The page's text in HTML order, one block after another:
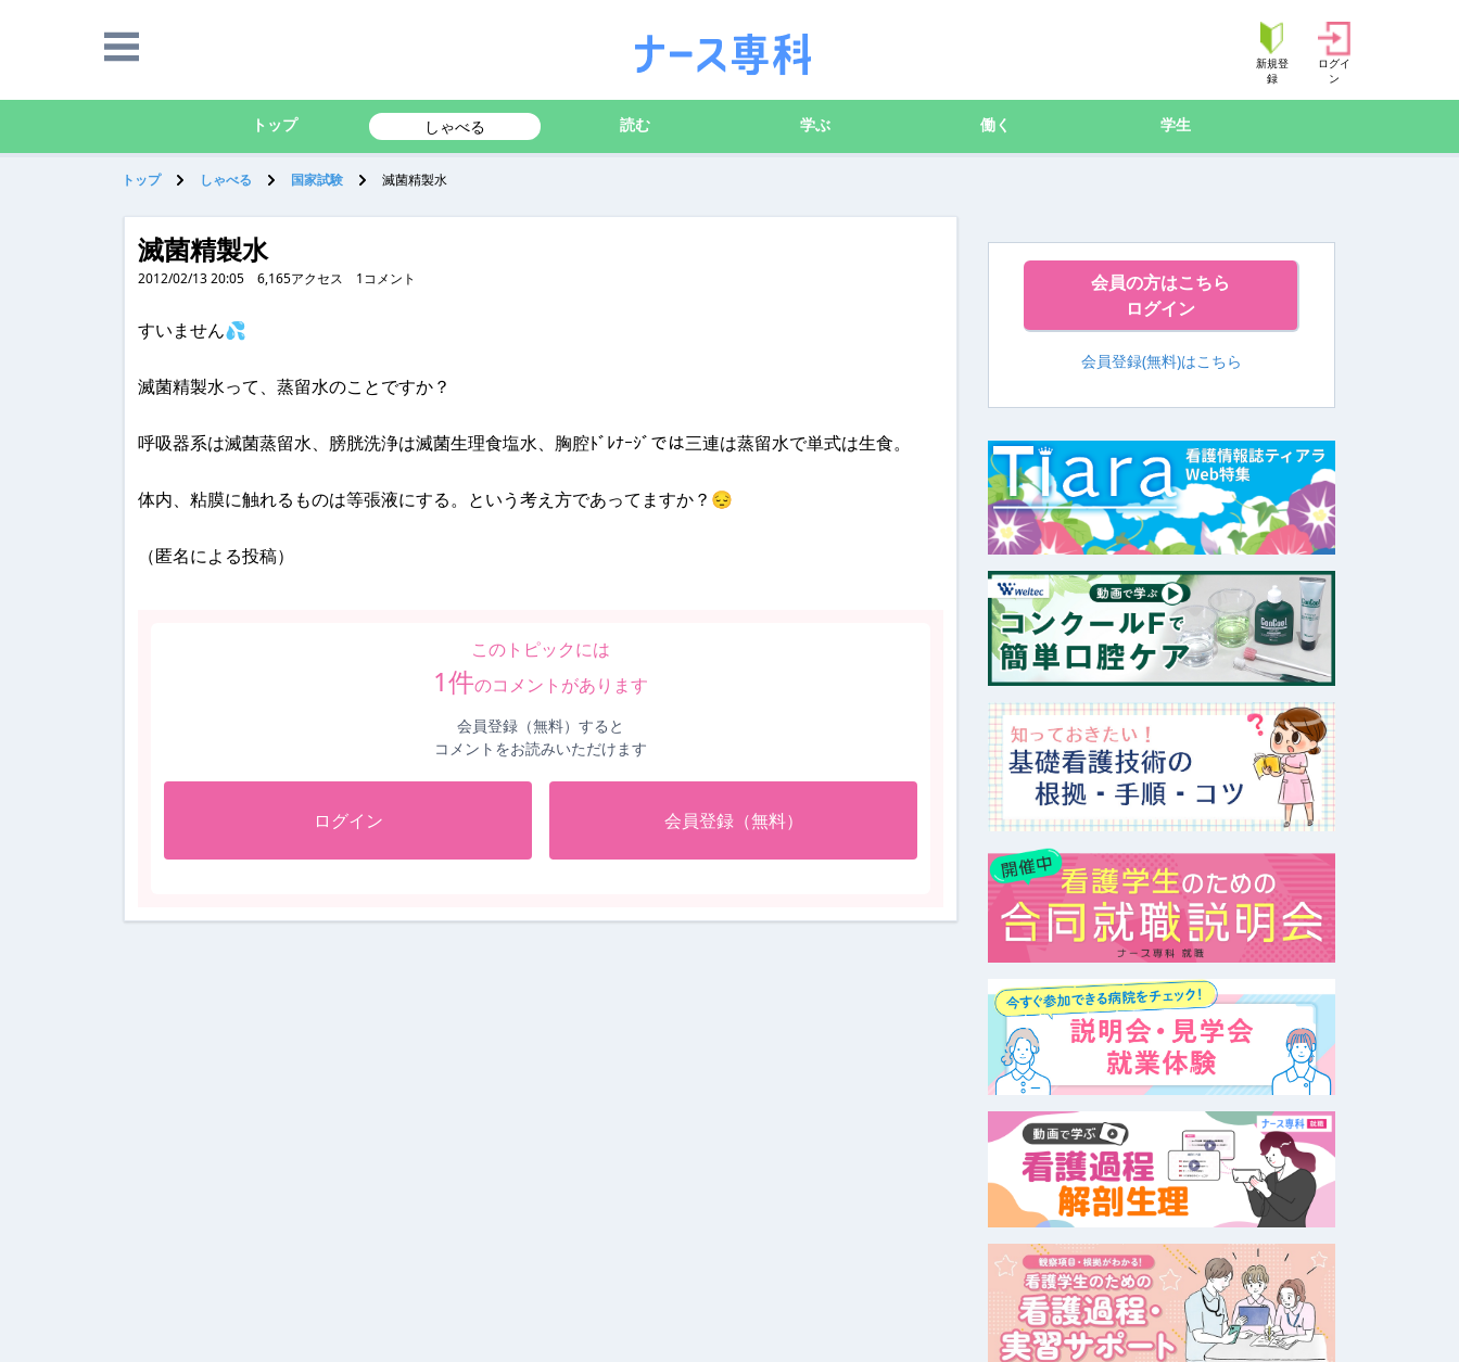
新規登
録
ログイ
ン
トップ しゃべる 読む 学ぶ 働く 学生
トップ しゃべる 国家試験 滅菌精製水
滅菌精製水
2012/02/13 20:05 6,165アクセス 1コメント
すいません💦
滅菌精製水って、蒸留水のことですか？
呼吸器系は滅菌蒸留水、膀胱洗浄は滅菌生理食塩水、胸腔ﾄﾞﾚﾅｰｼﾞでは三連は蒸留水で単式は生食。
体内、粘膜に触れるものは等張液にする。という考え方であってますか？😔
（匿名による投稿）
このトピックには
1件のコメントがあります
会員登録（無料）すると
コメントをお読みいただけます
ログイン 会員登録（無料）
会員の方はこちら
ログイン
会員登録(無料)はこちら